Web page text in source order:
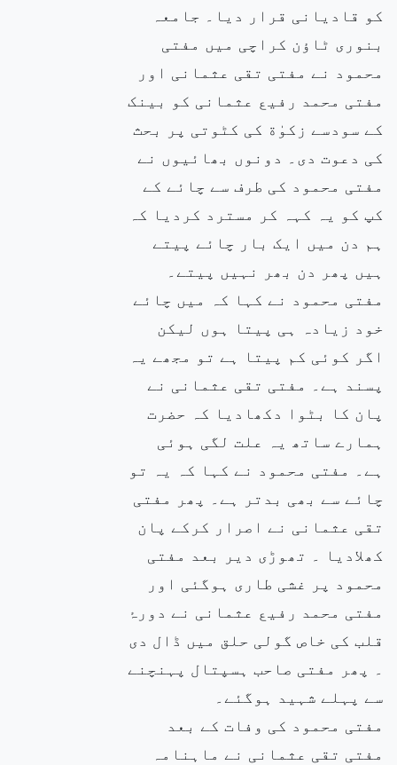
کو قادیانی قرار دیا۔ جامعہ
بنوری ٹاؤن کراچی میں مفتی
محمود نے مفتی تقی عثمانی اور
مفتی محمد رفیع عثمانی کو بینک
کے سودسے زکوٰة کی کٹوتی پر بحث
کی دعوت دی۔ دونوں بھائیوں نے
مفتی محمود کی طرف سے چائے کے
کپ کو یہ کہہ کر مسترد کردیا کہ
ہم دن میں ایک بار چائے پیتے
ہیں پھر دن بھر نہیں پیتے۔
مفتی محمود نے کہا کہ میں چائے
خود زیادہ ہی پیتا ہوں لیکن
اگر کوئی کم پیتا ہے تو مجھے یہ
پسند ہے۔ مفتی تقی عثمانی نے
پان کا بٹوا دکھادیا کہ حضرت
ہمارے ساتھ یہ علت لگی ہوئی
ہے۔ مفتی محمود نے کہا کہ یہ تو
چائے سے بھی بدتر ہے۔ پھر مفتی
تقی عثمانی نے اصرار کرکے پان
کھلادیا ۔ تھوڑی دیر بعد مفتی
محمود پر غشی طاری ہوگئی اور
مفتی محمد رفیع عثمانی نے دورۂ
قلب کی خاص گولی حلق میں ڈال دی
۔ پھر مفتی صاحب ہسپتال پہنچنے
سے پہلے شہید ہوگئے۔
مفتی محمود کی وفات کے بعد
مفتی تقی عثمانی نے ماہنامہ